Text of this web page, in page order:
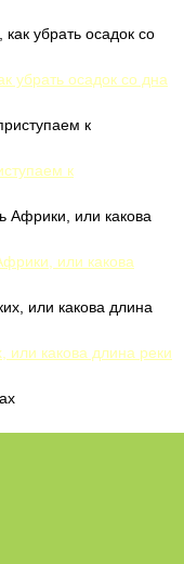
убрать осадок со дна
к
или какова
или какова длина реки